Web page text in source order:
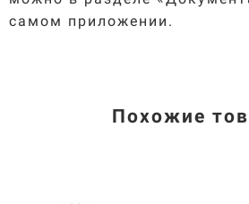
самом приложении.
Похожие